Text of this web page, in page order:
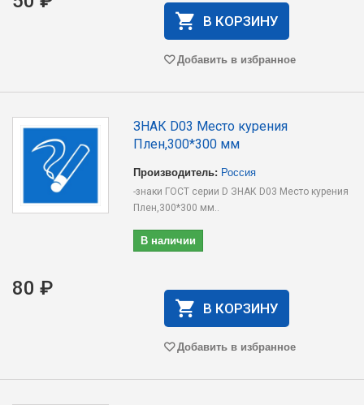
В КОРЗИНУ
Добавить в избранное
ЗНАК D03 Место курения
Плен,300*300 мм
Производитель: Россия
-знаки ГОСТ серии D ЗНАК D03 Место курения
Плен,300*300 мм..
В наличии
80 ₽
В КОРЗИНУ
Добавить в избранное